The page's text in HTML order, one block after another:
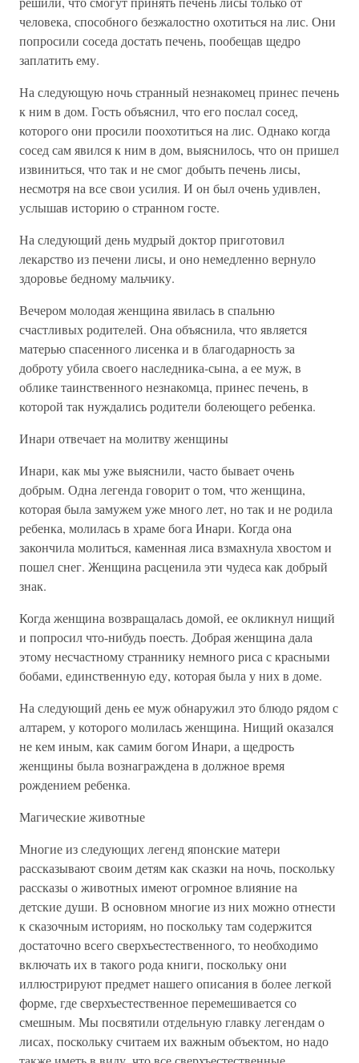
человека, способного безжалостно охотиться на лис. Они
попросили соседа достать печень, пообещав щедро
заплатить ему.
На следующую ночь странный незнакомец принес печень
к ним в дом. Гость объяснил, что его послал сосед,
которого они просили поохотиться на лис. Однако когда
сосед сам явился к ним в дом, выяснилось, что он пришел
извиниться, что так и не смог добыть печень лисы,
несмотря на все свои усилия. И он был очень удивлен,
услышав историю о странном госте.
На следующий день мудрый доктор приготовил
лекарство из печени лисы, и оно немедленно вернуло
здоровье бедному мальчику.
Вечером молодая женщина явилась в спальню
счастливых родителей. Она объяснила, что является
матерью спасенного лисенка и в благодарность за
доброту убила своего наследника-сына, а ее муж, в
облике таинственного незнакомца, принес печень, в
которой так нуждались родители болеющего ребенка.
Инари отвечает на молитву женщины
Инари, как мы уже выяснили, часто бывает очень
добрым. Одна легенда говорит о том, что женщина,
которая была замужем уже много лет, но так и не родила
ребенка, молилась в храме бога Инари. Когда она
закончила молиться, каменная лиса взмахнула хвостом и
пошел снег. Женщина расценила эти чудеса как добрый
знак.
Когда женщина возвращалась домой, ее окликнул нищий
и попросил что-нибудь поесть. Добрая женщина дала
этому несчастному страннику немного риса с красными
бобами, единственную еду, которая была у них в доме.
На следующий день ее муж обнаружил это блюдо рядом с
алтарем, у которого молилась женщина. Нищий оказался
не кем иным, как самим богом Инари, а щедрость
женщины была вознаграждена в должное время
рождением ребенка.
Магические животные
Многие из следующих легенд японские матери
рассказывают своим детям как сказки на ночь, поскольку
рассказы о животных имеют огромное влияние на
детские души. В основном многие из них можно отнести
к сказочным историям, но поскольку там содержится
достаточно всего сверхъестественного, то необходимо
включать их в такого рода книги, поскольку они
иллюстрируют предмет нашего описания в более легкой
форме, где сверхъестественное перемешивается со
смешным. Мы посвятили отдельную главку легендам о
лисах, поскольку считаем их важным объектом, но надо